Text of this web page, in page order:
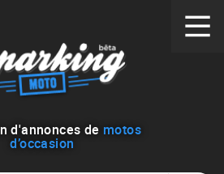
d'annonces de motos
d’occasion